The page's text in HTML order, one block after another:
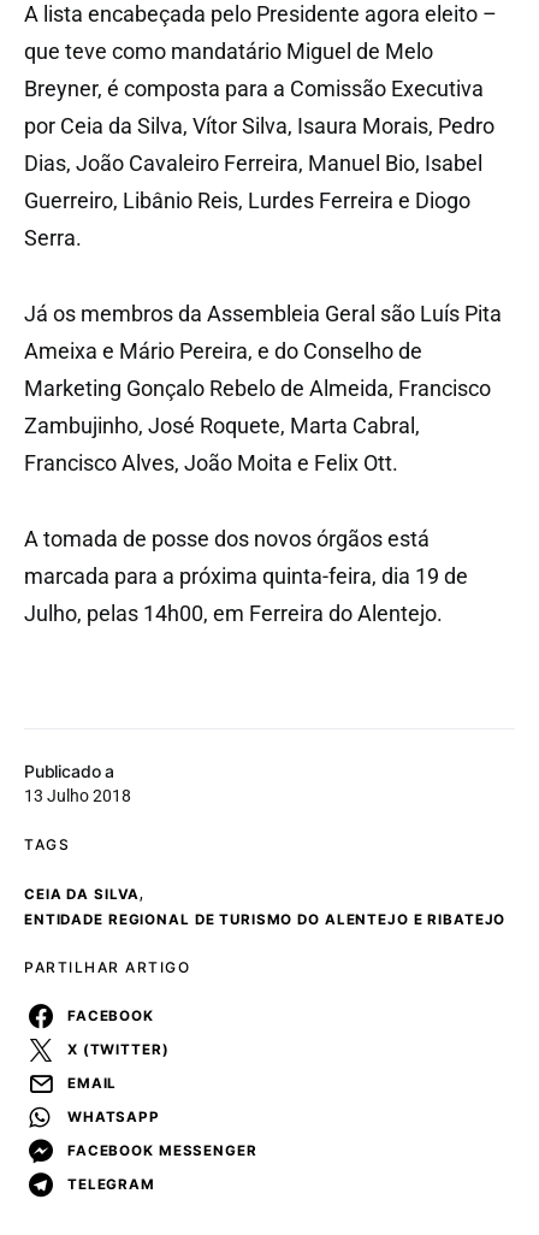
Publicado a
13 Julho 2018
TAGS
CEIA DA SILVA,
ENTIDADE REGIONAL DE TURISMO DO ALENTEJO E RIBATEJO
PARTILHAR ARTIGO
FACEBOOK
X (TWITTER)
EMAIL
WHATSAPP
FACEBOOK MESSENGER
TELEGRAM
A lista encabeçada pelo Presidente agora eleito –
que teve como mandatário Miguel de Melo
Breyner, é composta para a Comissão Executiva
por Ceia da Silva, Vítor Silva, Isaura Morais, Pedro
Dias, João Cavaleiro Ferreira, Manuel Bio, Isabel
Guerreiro, Libânio Reis, Lurdes Ferreira e Diogo
Serra.
Já os membros da Assembleia Geral são Luís Pita
Ameixa e Mário Pereira, e do Conselho de
Marketing Gonçalo Rebelo de Almeida, Francisco
Zambujinho, José Roquete, Marta Cabral,
Francisco Alves, João Moita e Felix Ott.
A tomada de posse dos novos órgãos está
marcada para a próxima quinta-feira, dia 19 de
Julho, pelas 14h00, em Ferreira do Alentejo.